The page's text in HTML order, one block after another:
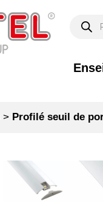
> Profilé seuil de